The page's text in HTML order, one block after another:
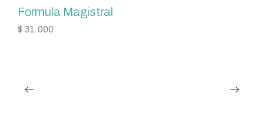
Formula Magistral
$ 31.000